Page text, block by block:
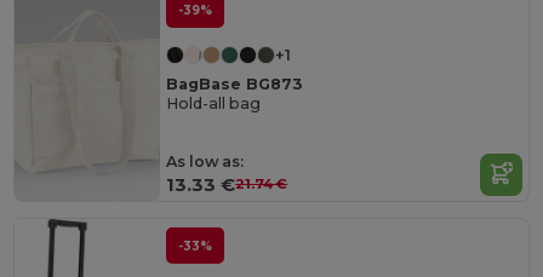
-39%
+1
BagBase BG873
Hold-all bag
As low as:
13.33 €21.74 €
-33%